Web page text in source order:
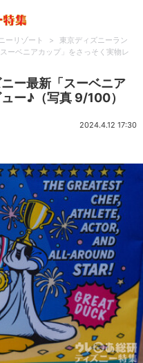
ーリゾート >
東京ディズニーラン
ーベニアカップ」をさっそく実物レ
ー最新「スーベニア
ー♪（写真 9/100）
2024.4.12 17:30